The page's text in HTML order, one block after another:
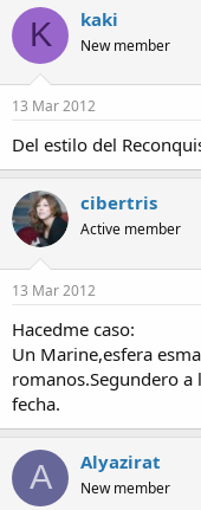
K kaki
New member
13 Mar 2012
Del estilo del
cibertris
Active member
13 Mar 2012
Hacedme caso:
Un Marine,esfera
romanos.Segundero a
fecha.
A Alyazirat
New member